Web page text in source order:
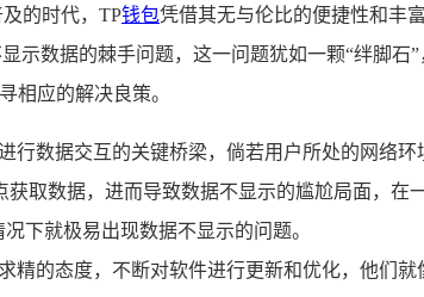
的时代，TP钱包凭借其无与伦比的便捷性和丰
显示数据的棘手问题，这一问题犹如一颗“绊脚
相应的解决良策。
行数据交互的关键桥梁，倘若用户所处的网络
取数据，进而导致数据不显示的尴尬局面，
下就极易出现数据不显示的问题。
精的态度，不断对软件进行更新和优化，他们